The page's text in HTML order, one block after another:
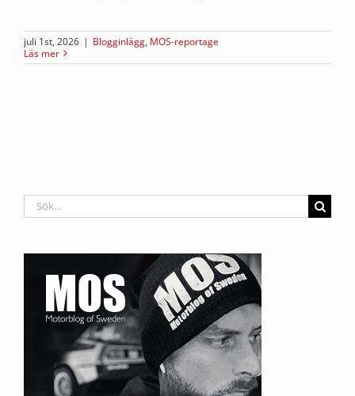
juli 1st, 2026 | Blogginlägg, MOS-reportage
Läs mer
Sök
efter: